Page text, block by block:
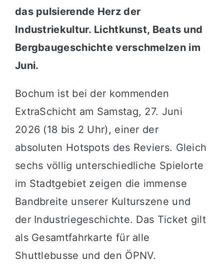
das pulsierende Herz der
Industriekultur. Lichtkunst, Beats und
Bergbaugeschichte verschmelzen im
Juni.
Bochum ist bei der kommenden
ExtraSchicht am Samstag, 27. Juni
2026 (18 bis 2 Uhr), einer der
absoluten Hotspots des Reviers. Gleich
sechs völlig unterschiedliche Spielorte
im Stadtgebiet zeigen die immense
Bandbreite unserer Kulturszene und
der Industriegeschichte. Das Ticket gilt
als Gesamtfahrkarte für alle
Shuttlebusse und den ÖPNV.